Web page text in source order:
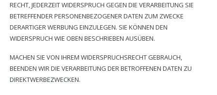
RECHT, JEDERZEIT WIDERSPRUCH GEGEN DIE VERARBEITUNG SIE
BETREFFENDER PERSONENBEZOGENER DATEN ZUM ZWECKE
DERARTIGER WERBUNG EINZULEGEN. SIE KÖNNEN DEN
WIDERSPRUCH WIE OBEN BESCHRIEBEN AUSÜBEN.
MACHEN SIE VON IHREM WIDERSPRUCHSRECHT GEBRAUCH,
BEENDEN WIR DIE VERARBEITUNG DER BETROFFENEN DATEN ZU
DIREKTWERBEZWECKEN.